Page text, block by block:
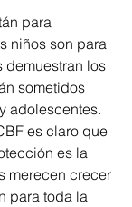
para
niños son para
demuestran los
sometidos
adolescentes.
es claro que
es la
merecen crecer
para toda la